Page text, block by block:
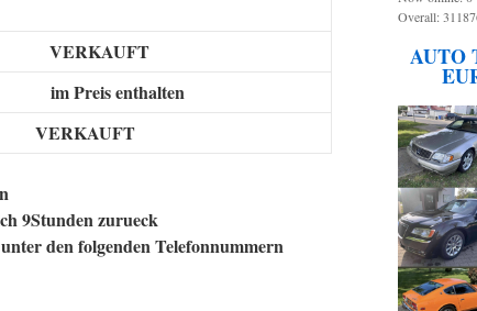
VERKAUFT
im Preis enthalten
9Stunden zurueck
den folgenden Telefonnummern
Overall:
AUTO